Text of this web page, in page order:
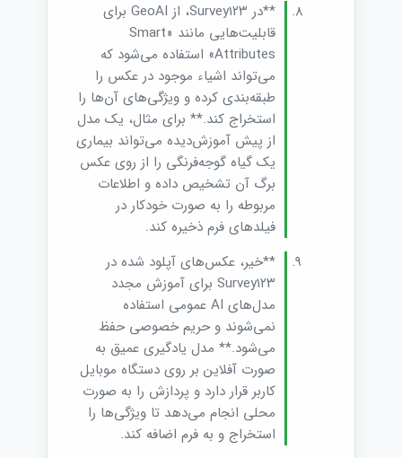
**در Survey۱۲۳، از GeoAI برای
قابلیت‌هایی مانند «Smart
Attributes» استفاده می‌شود که
می‌تواند اشیاء موجود در عکس را
طبقه‌بندی کرده و ویژگی‌های آن‌ها را
استخراج کند.** برای مثال، یک مدل
از پیش آموزش‌دیده می‌تواند بیماری
یک گیاه گوجه‌فرنگی را از روی عکس
برگ آن تشخیص داده و اطلاعات
مربوطه را به صورت خودکار در
فیلدهای فرم ذخیره کند.
**خیر، عکس‌های آپلود شده در
Survey۱۲۳ برای آموزش مجدد
مدل‌های AI عمومی استفاده
نمی‌شوند و حریم خصوصی حفظ
می‌شود.** مدل یادگیری عمیق به
صورت آفلاین بر روی دستگاه موبایل
کاربر قرار دارد و پردازش را به صورت
محلی انجام می‌دهد تا ویژگی‌ها را
استخراج و به فرم اضافه کند.